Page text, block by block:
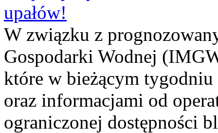
upałów!
W związku z
Gospodarki Wodnej
które w bieżącym tygodniu
oraz informacjami od
ograniczonej dostępności